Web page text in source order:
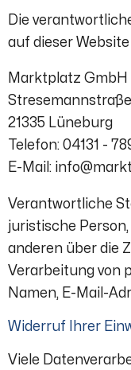
Die
auf dieser Website
Marktplatz GmbH
21335 Lüneburg
Telefon: 04131 -
E-Mail:
Verantwortliche
juristische
anderen über die
Verarbeitung von
Namen, E-Mail-
Widerruf Ihrer
Viele